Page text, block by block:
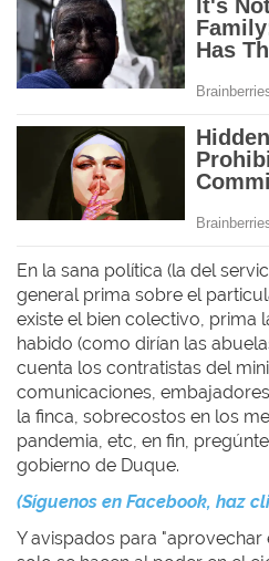
En la sana política (la del
general prima sobre el
existe el bien colectivo, prima
habido (como dirían las
cuenta los contratistas del
comunicaciones,
la finca, sobrecostos en los
pandemia, etc, en fin,
gobierno de Duque.
(Síguenos en Facebook, haz
Y avispados para "aprovechar